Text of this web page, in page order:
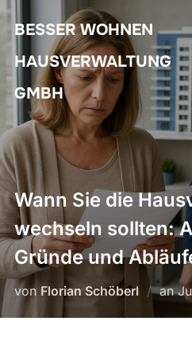
Zum
Inhalt
springen
BESSER WOHNEN
HAUSVERWALTUNG
GMBH
Wann Sie die
wechseln sollten:
Gründe und
von Florian Schöberl an